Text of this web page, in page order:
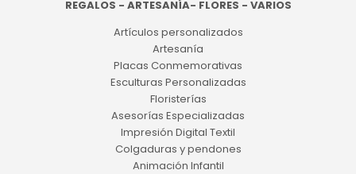
REGALOS - ARTESANÍA- FLORES - VARIOS
Artículos personalizados
Artesanía
Placas Conmemorativas
Esculturas Personalizadas
Floristerías
Asesorías Especializadas
Impresión Digital Textil
Colgaduras y pendones
Animación Infantil